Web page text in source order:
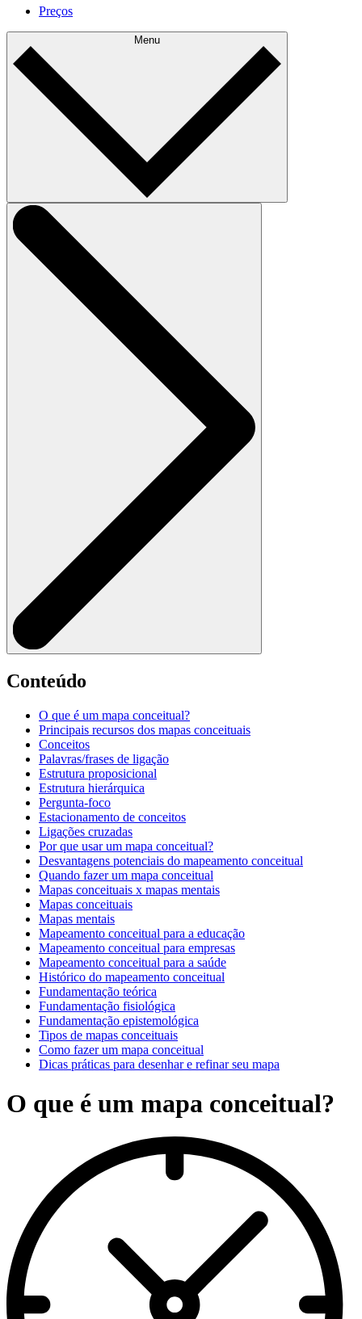
Preços
Menu
Conteúdo
O que é um mapa conceitual?
Principais recursos dos mapas conceituais
Conceitos
Palavras/frases de ligação
Estrutura proposicional
Estrutura hierárquica
Pergunta-foco
Estacionamento de conceitos
Ligações cruzadas
Por que usar um mapa conceitual?
Desvantagens potenciais do mapeamento conceitual
Quando fazer um mapa conceitual
Mapas conceituais x mapas mentais
Mapas conceituais
Mapas mentais
Mapeamento conceitual para a educação
Mapeamento conceitual para empresas
Mapeamento conceitual para a saúde
Histórico do mapeamento conceitual
Fundamentação teórica
Fundamentação fisiológica
Fundamentação epistemológica
Tipos de mapas conceituais
Como fazer um mapa conceitual
Dicas práticas para desenhar e refinar seu mapa
O que é um mapa conceitual?